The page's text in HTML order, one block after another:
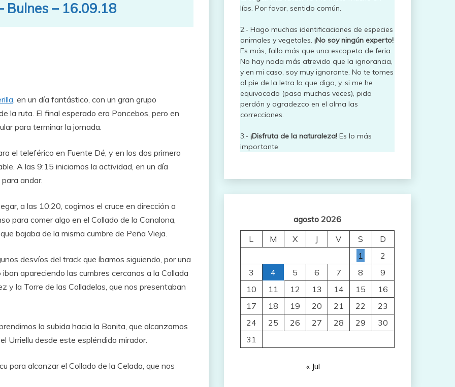
Bulnes – 16.09.18
, en un día fantástico, con un gran grupo
la ruta. El final esperado era Poncebos, pero en
para terminar la jornada.
el teleférico en Fuente Dé, y en los dos primero
A las 9:15 iniciamos la actividad, en un día
andar.
a las 10:20, cogimos el cruce en dirección a
para comer algo en el Collado de la Canalona,
bajaba de la misma cumbre de Peña Vieja.
desvíos del track que íbamos siguiendo, por una
apareciendo las cumbres cercanas a la Collada
y la Torre de las Colladelas, que nos presentaban
la subida hacia la Bonita, que alcanzamos
Urriellu desde este espléndido mirador.
para alcanzar el Collado de la Celada, que nos
líos. Por favor, sentido común.
2.- Hago muchas identificaciones de especies
animales y vegetales. ¡No soy ningún experto!
Es más, fallo más que una escopeta de feria.
No hay nada más atrevido que la ignorancia,
y en mi caso, soy muy ignorante. No te tomes
al pie de la letra lo que digo, y, si me he
equivocado (pasa muchas veces), pido
perdón y agradezco en el alma las
correcciones.
3.- ¡Disfruta de la naturaleza!Es lo más
importante
agosto 2026
L
M X J V S
D
1
2
3
4 5 6 7 8
9
10
11 12 13 14 15
16
17
18 19 20 21 22
23
24
25 26 27 28 29
30
31
« Jul